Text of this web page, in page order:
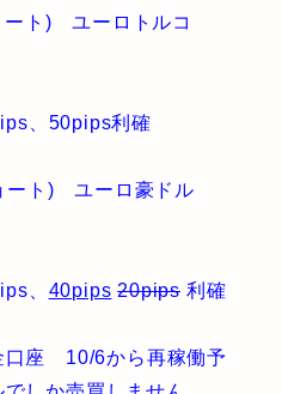
ート) ユーロトルコ
、50pips利確
ート) ユーロ豪ドル
、 40pips 20pips 利確
座 10/6から再稼働予